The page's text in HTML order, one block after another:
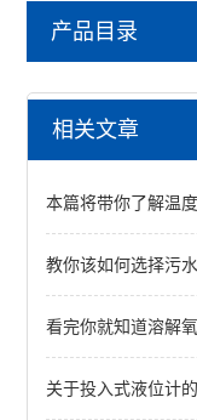
产品目录
水质分析仪表
密度计
其它在线水质仪表
溶解氧仪表
电导率仪表
相关文章
本篇将带你了解温
教你该如何选择污
看完你就知道溶解
关于投入式液位计